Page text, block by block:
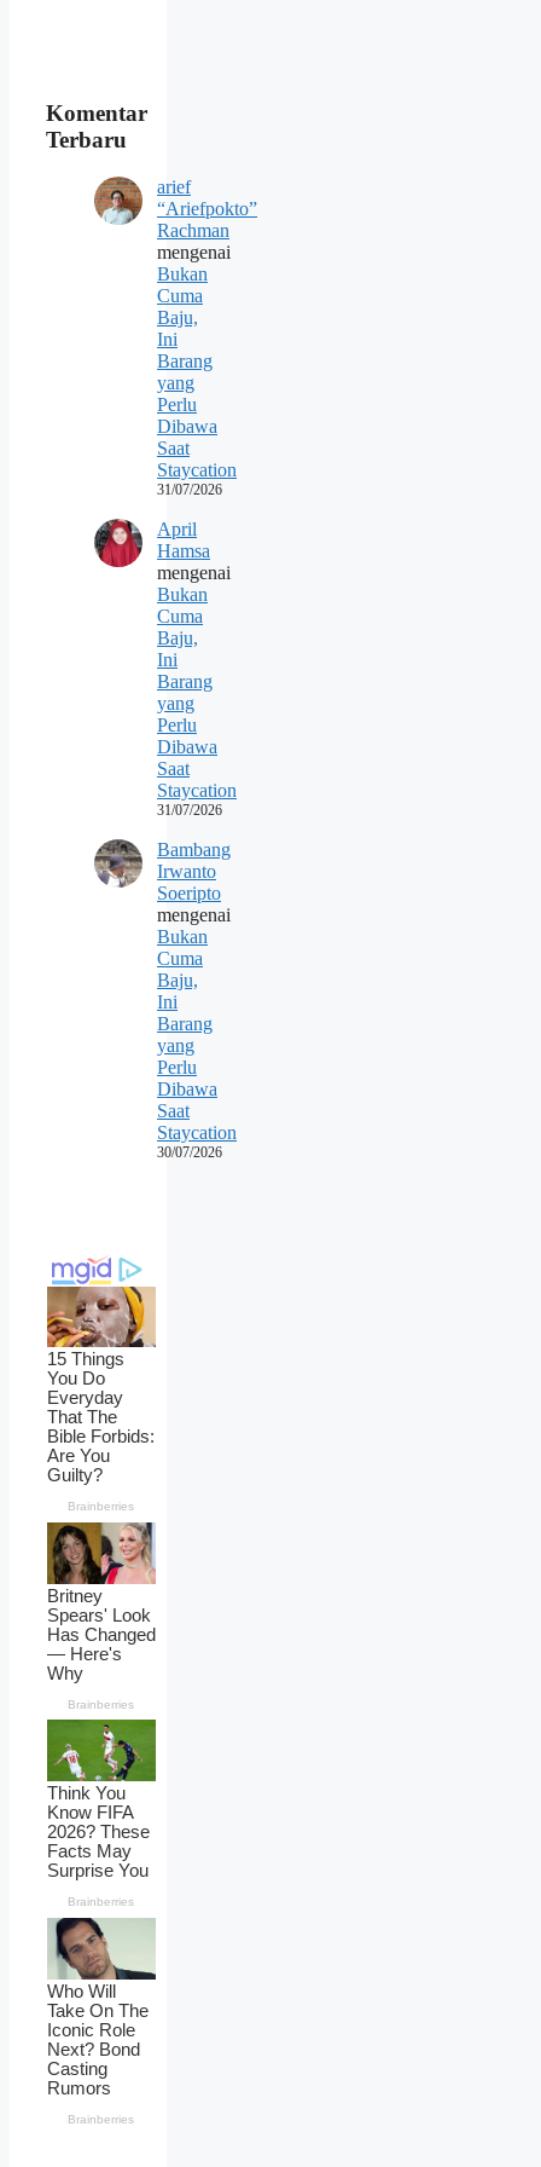
Komentar
Terbaru
arief
“Ariefpokto”
Rachman
mengenai
Bukan
Cuma
Baju,
Ini
Barang
yang
Perlu
Dibawa
Saat
Staycation
31/07/2026
April
Hamsa
mengenai
Bukan
Cuma
Baju,
Ini
Barang
yang
Perlu
Dibawa
Saat
Staycation
31/07/2026
Bambang
Irwanto
Soeripto
mengenai
Bukan
Cuma
Baju,
Ini
Barang
yang
Perlu
Dibawa
Saat
Staycation
30/07/2026